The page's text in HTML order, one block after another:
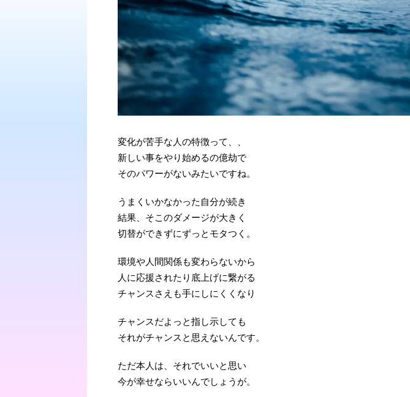
変化が苦手な人の特徴って、、
新しい事をやり始めるの億劫で
そのパワーがないみたいですね。
うまくいかなかった自分が続き
結果、そこのダメージが大きく
切替ができずにずっとモタつく。
環境や人間関係も変わらないから
人に応援されたり底上げに繋がる
チャンスさえも手にしにくくなり
チャンスだよっと指し示しても
それがチャンスと思えないんです。
ただ本人は、それでいいと思い
今が幸せならいいんでしょうが。